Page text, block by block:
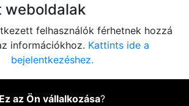
weboldalak
felhasználók férhetnek hozzá
információkhoz. Kattints ide a
bejelentkezéshez.
Ez az Ön vállalkozása?